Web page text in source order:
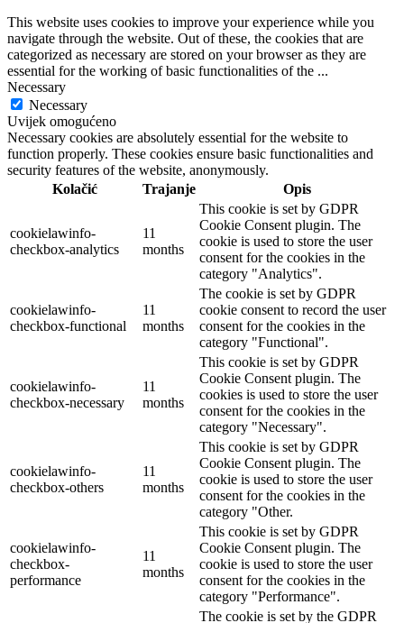
This website uses cookies to improve your experience while you
navigate through the website. Out of these, the cookies that are
categorized as necessary are stored on your browser as they are
essential for the working of basic functionalities of the ...
Necessary
Necessary
Uvijek omogućeno
Necessary cookies are absolutely essential for the website to
function properly. These cookies ensure basic functionalities and
security features of the website, anonymously.
Kolačić
Trajanje Opis
cookielawinfo-
checkbox-analytics
11
months
This cookie is set by GDPR
Cookie Consent plugin. The
cookie is used to store the user
consent for the cookies in the
category "Analytics".
cookielawinfo-
checkbox-functional
11
months
The cookie is set by GDPR
cookie consent to record the user
consent for the cookies in the
category "Functional".
cookielawinfo-
checkbox-necessary
11
months
This cookie is set by GDPR
Cookie Consent plugin. The
cookies is used to store the user
consent for the cookies in the
category "Necessary".
cookielawinfo-
checkbox-others
11
months
This cookie is set by GDPR
Cookie Consent plugin. The
cookie is used to store the user
consent for the cookies in the
category "Other.
cookielawinfo-
checkbox-
performance
11
months
This cookie is set by GDPR
Cookie Consent plugin. The
cookie is used to store the user
consent for the cookies in the
category "Performance".
The cookie is set by the GDPR